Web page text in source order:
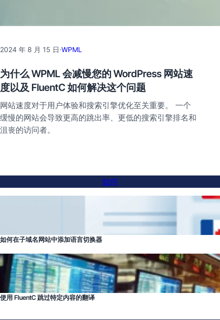
2024 年 8 月 15 日·WPML
为什么 WPML 会减慢您的 WordPress 网站速
度以及 FluentC 如何解决这个问题
网站速度对于用户体验和搜索引擎优化至关重要。 一个
缓慢的网站会导致更高的跳出率、更低的搜索引擎排名和
沮丧的访问者。
如何
如何在子域名网站中添加语言切换器
使用 FluentC 跳过特定内容的翻译